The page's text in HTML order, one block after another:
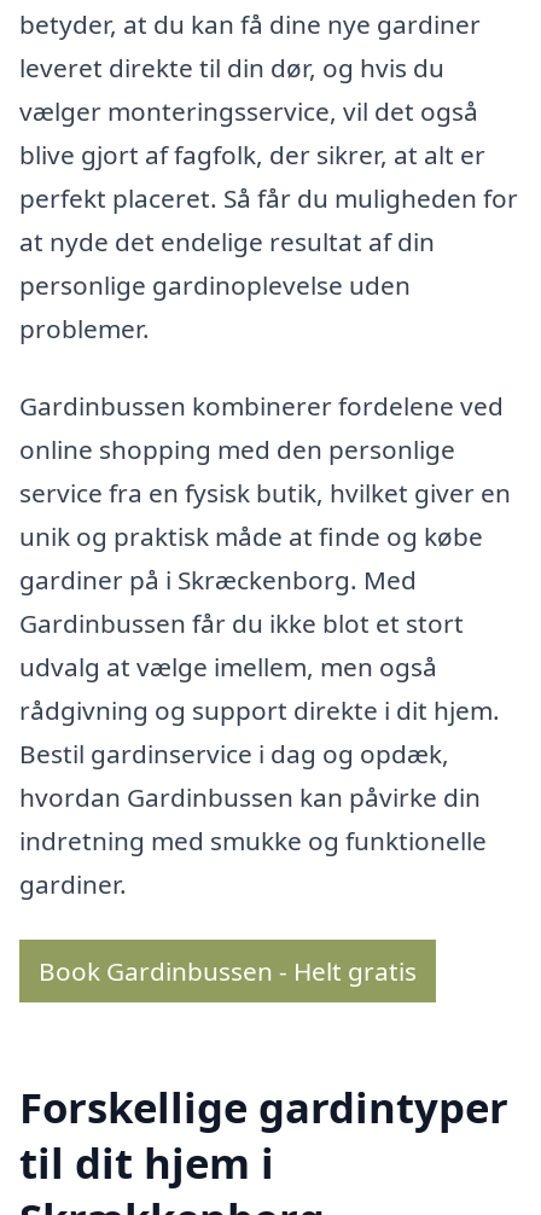
betyder, at du kan få dine nye gardiner
leveret direkte til din dør, og hvis du
vælger monteringsservice, vil det også
blive gjort af fagfolk, der sikrer, at alt er
perfekt placeret. Så får du muligheden for
at nyde det endelige resultat af din
personlige gardinoplevelse uden
problemer.
Gardinbussen kombinerer fordelene ved
online shopping med den personlige
service fra en fysisk butik, hvilket giver en
unik og praktisk måde at finde og købe
gardiner på i Skræckenborg. Med
Gardinbussen får du ikke blot et stort
udvalg at vælge imellem, men også
rådgivning og support direkte i dit hjem.
Bestil gardinservice i dag og opdæk,
hvordan Gardinbussen kan påvirke din
indretning med smukke og funktionelle
gardiner.
Book Gardinbussen - Helt gratis
Forskellige gardintyper
til dit hjem i